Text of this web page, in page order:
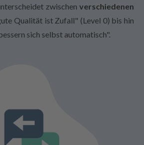
zwischen verschiedenen
Qualität ist Zufall" (Level 0) bis hin
sich selbst automatisch".